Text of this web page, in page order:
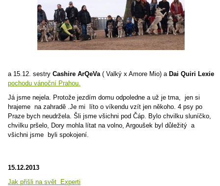
a 15.12. sestry Cashire ArQeVa ( Valký x Amore Mio) a Dai Quiri Lexie
pochodu vánoční Prahou.
Já jsme nejela. Protože jezdím domu odpoledne a už je tma, jen si
hrajeme na zahradě .Je mi líto o víkendu vzít jen někoho. 4 psy po
Praze bych neudržela. Šli jsme všichni pod Čáp. Bylo chvilku sluníčko,
chvilku pršelo, Dory mohla lítat na volno, Argoušek byl důležitý a
všichni jsme byli spokojení.
15.12.2013
Jak přišli na svět Experti